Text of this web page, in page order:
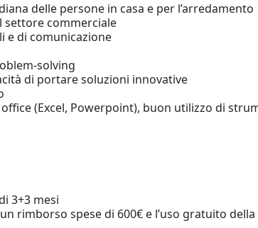
delle persone in casa e per l’arredamento
settore commerciale
e di comunicazione
solving
di portare soluzioni innovative
(Excel, Powerpoint), buon utilizzo di
3+3 mesi
rimborso spese di 600€ e l’uso gratuito